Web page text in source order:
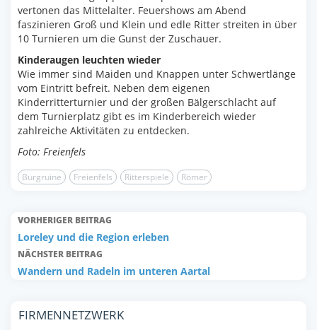
vertonen das Mittelalter. Feuershows am Abend
faszinieren Groß und Klein und edle Ritter streiten in über
10 Turnieren um die Gunst der Zuschauer.
Kinderaugen leuchten wieder
Wie immer sind Maiden und Knappen unter Schwertlänge
vom Eintritt befreit. Neben dem eigenen
Kinderritterturnier und der großen Bälgerschlacht auf
dem Turnierplatz gibt es im Kinderbereich wieder
zahlreiche Aktivitäten zu entdecken.
Foto: Freienfels
Burgruine Freienfels Ritterspiele Römer
VORHERIGER BEITRAG
Loreley und die Region erleben
NÄCHSTER BEITRAG
Wandern und Radeln im unteren Aartal
FIRMENNETZWERK